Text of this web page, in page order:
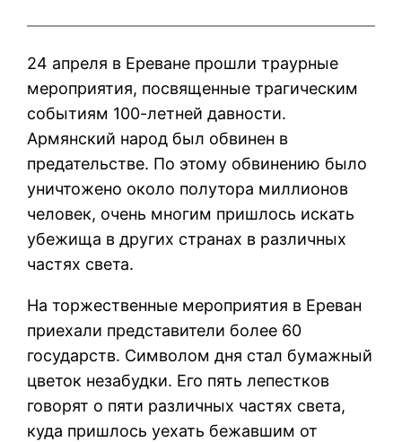
24 апреля в Ереване прошли траурные
мероприятия, посвященные трагическим
событиям 100-летней давности.
Армянский народ был обвинен в
предательстве. По этому обвинению было
уничтожено около полутора миллионов
человек, очень многим пришлось искать
убежища в других странах в различных
частях света.
На торжественные мероприятия в Ереван
приехали представители более 60
государств. Символом дня стал бумажный
цветок незабудки. Его пять лепестков
говорят о пяти различных частях света,
куда пришлось уехать бежавшим от